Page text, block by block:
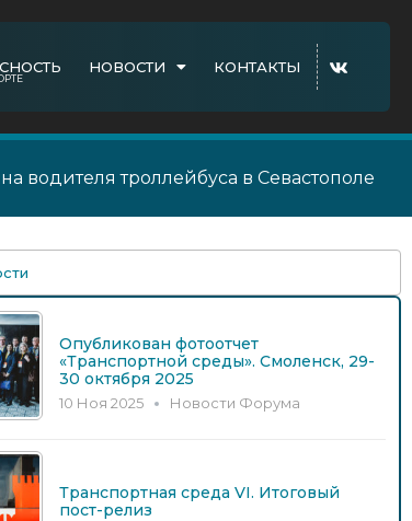
НОВОСТИ КОНТАКТЫ
троллейбуса в Севастополе
Опубликован фотоотчет
«Транспортной среды». Смоленск, 29-
30 октября 2025
10 Ноя 2025 Новости Форума
Транспортная среда VI. Итоговый
пост-релиз